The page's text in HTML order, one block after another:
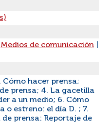
Medios de comunicación
Cómo hacer prensa;
prensa; 4. La gacetilla
a un medio; 6. Cómo
o estreno: el día D. ; 7.
prensa: Reportaje de